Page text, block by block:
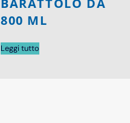
800 ML
Leggi tutto